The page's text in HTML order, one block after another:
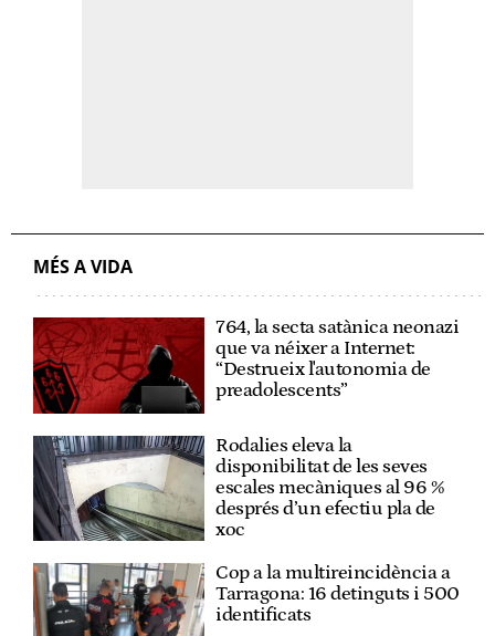
MÉS A VIDA
764, la secta satànica neonazi
que va néixer a Internet:
“Destrueix l'autonomia de
preadolescents”
Rodalies eleva la
disponibilitat de les seves
escales mecàniques al 96 %
després d’un efectiu pla de
xoc
Cop a la multireincidència a
Tarragona: 16 detinguts i 500
identificats